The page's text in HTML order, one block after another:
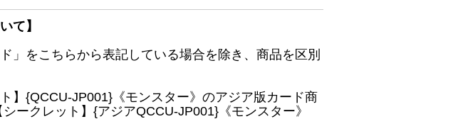
て】
」をこちらから表記している場合を除き、商品を区別
】{QCCU-JP001}《モンスター》のアジア版カード商
クレット】{アジアQCCU-JP001}《モンスター》